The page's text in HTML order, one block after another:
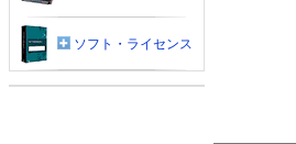
ソフト・ライセンス